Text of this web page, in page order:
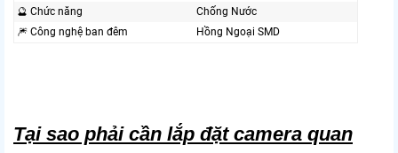
🔮 Chức năng
Chống Nước
🎆 Công nghệ ban đêm
Hồng Ngoại SMD
Tại sao phải cần lắp đặt camera quan